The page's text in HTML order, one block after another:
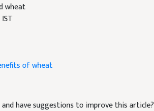
wheat
of wheat
have suggestions to improve this article?